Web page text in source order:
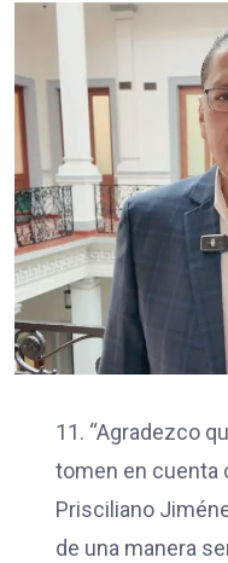
11. “Agradezco
tomen en cuenta
Prisciliano
de una manera